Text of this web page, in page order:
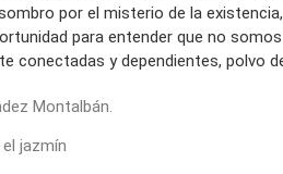
por el misterio de la
para entender que no
conectadas y dependientes, polvo
Montalbán.
jazmín